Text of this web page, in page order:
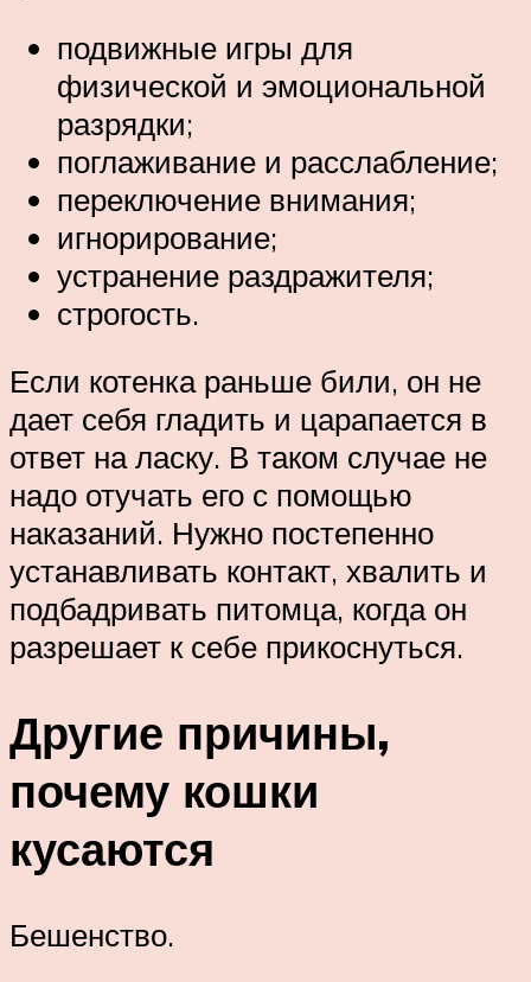
подвижные игры для
физической и эмоциональной
разрядки;
поглаживание и расслабление;
переключение внимания;
игнорирование;
устранение раздражителя;
строгость.
Если котенка раньше били, он не
дает себя гладить и царапается в
ответ на ласку. В таком случае не
надо отучать его с помощью
наказаний. Нужно постепенно
устанавливать контакт, хвалить и
подбадривать питомца, когда он
разрешает к себе прикоснуться.
Другие причины,
почему кошки
кусаются
Бешенство.